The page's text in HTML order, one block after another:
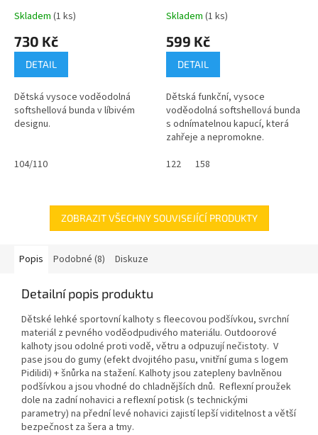
růžová
Skladem (1 ks)
730 Kč
DETAIL
Dětská vysoce voděodolná
softshellová bunda v líbivém
designu.
104/110
Skladem (1 ks)
599 Kč
DETAIL
Dětská funkční, vysoce
voděodolná softshellová bunda
s odnímatelnou kapucí, která
zahřeje a nepromokne.
122
158
ZOBRAZIT VŠECHNY SOUVISEJÍCÍ PRODUKTY
Popis Podobné (8) Diskuze
Detailní popis produktu
Dětské lehké sportovní kalhoty s fleecovou podšívkou, svrchní
materiál z pevného voděodpudivého materiálu. Outdoorové
kalhoty jsou odolné proti vodě, větru a odpuzují nečistoty. V
pase jsou do gumy (efekt dvojitého pasu, vnitřní guma s logem
Pidilidi) + šnůrka na stažení. Kalhoty jsou zatepleny bavlněnou
podšívkou a jsou vhodné do chladnějších dnů. Reflexní proužek
dole na zadní nohavici a reflexní potisk (s technickými
parametry) na přední levé nohavici zajistí lepší viditelnost a větší
bezpečnost za šera a tmy.